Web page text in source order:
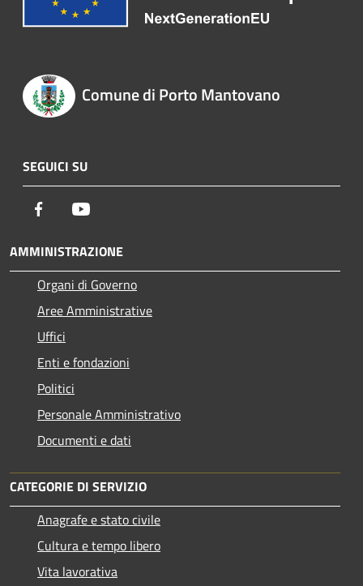
Comune di Porto Mantovano
SEGUICI SU
Facebook
AMMINISTRAZIONE
Organi di Governo
Aree Amministrative
Uffici
Enti e fondazioni
Politici
Personale Amministrativo
Documenti e dati
CATEGORIE DI SERVIZIO
Anagrafe e stato civile
Cultura e tempo libero
Vita lavorativa